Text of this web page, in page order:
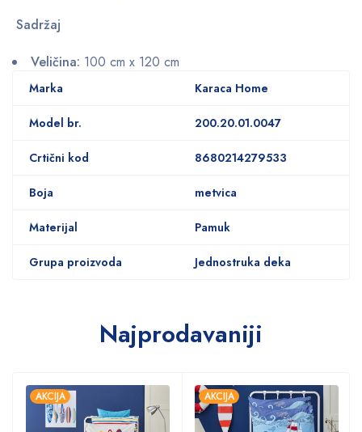
Sadržaj
Veličina: 100 cm x 120 cm
Marka Karaca Home
Model br. 200.20.01.0047
Crtični kod 8680214279533
Boja metvica
Materijal Pamuk
Grupa proizvoda Jednostruka deka
Najprodavaniji
AKCIJA AKCIJA